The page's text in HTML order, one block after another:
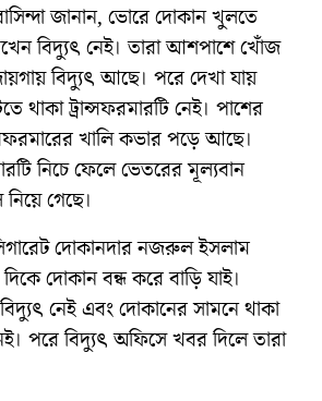
জানান, ভোরে দোকান খুলতে
বিদ্যুৎ নেই। তারা আশপাশে খোঁজ
বিদ্যুৎ আছে। পরে দেখা যায়
থাকা ট্রান্সফরমারটি নেই। পাশের
খালি কভার পড়ে আছে।
নিচে ফেলে ভেতরের মূল্যবান
গেছে।
দোকানদার নজরুল ইসলাম
দোকান বন্ধ করে বাড়ি যাই।
নেই এবং দোকানের সামনে থাকা
পরে বিদ্যুৎ অফিসে খবর দিলে তারা